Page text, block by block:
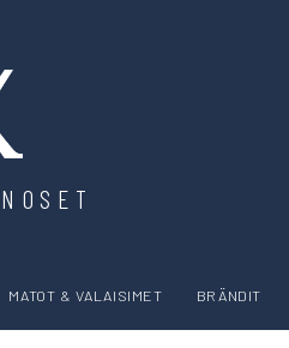
MATOT & VALAISIMET BRÄNDIT